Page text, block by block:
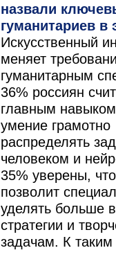
назвали
гуманитариев в
Искусственный
меняет
гуманитарным
36% россиян
главным
умение грамотно
распределять
человеком и
35% уверены,
позволит
уделять больше
стратегии и
задачам. К